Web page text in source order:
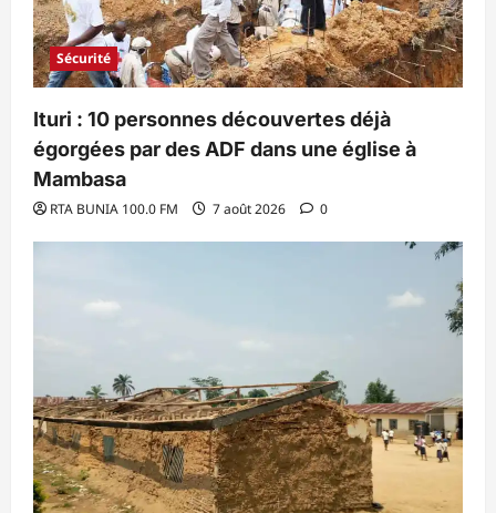
Sécurité
Ituri : 10 personnes découvertes déjà
égorgées par des ADF dans une église à
Mambasa
RTA BUNIA 100.0 FM 7 août 2026 0